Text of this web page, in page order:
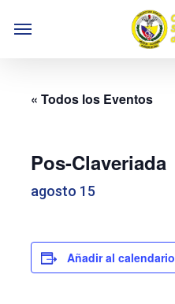
Menu
« Todos los Eventos
Pos-Claveriada
agosto 15
Añadir al calendario